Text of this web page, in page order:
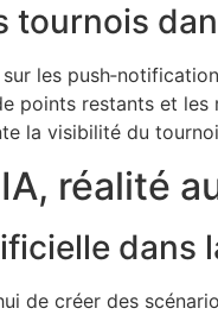
tournois
les
points restants et
la visibilité du
IA, réalité
dans
de créer des